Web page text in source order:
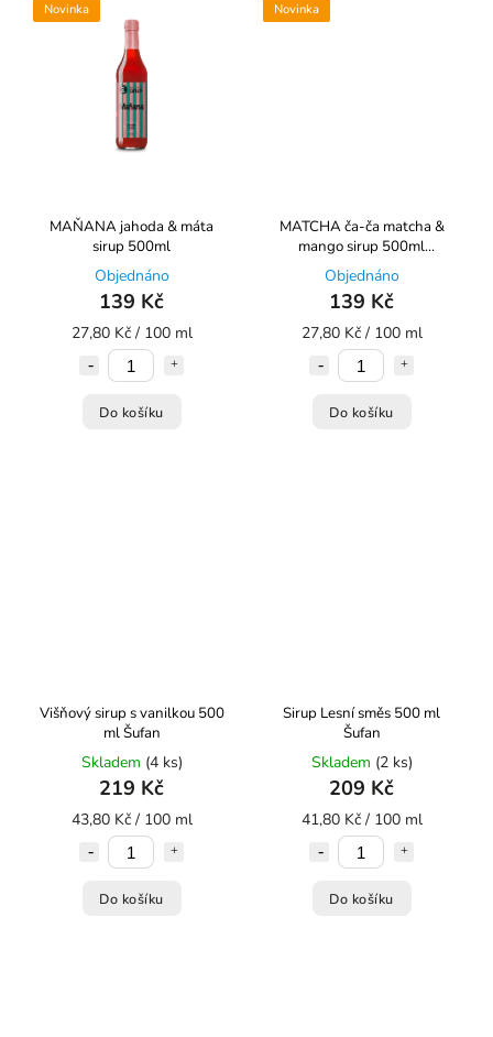
Novinka
MAŇANA jahoda & máta
sirup 500ml
Objednáno
139 Kč
27,80 Kč / 100 ml
Do košíku
Novinka
MATCHA ča-ča matcha &
mango sirup 500ml
KOLDOKOL
Objednáno
139 Kč
27,80 Kč / 100 ml
Do košíku
Višňový sirup s vanilkou 500
ml Šufan
Skladem (4 ks)
219 Kč
43,80 Kč / 100 ml
Do košíku
Sirup Lesní směs 500 ml
Šufan
Skladem (2 ks)
209 Kč
41,80 Kč / 100 ml
Do košíku